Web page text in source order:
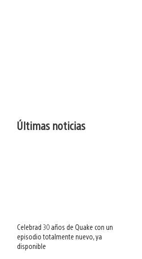
Últimas noticias
Celebrad 30 años de Quake con un
episodio totalmente nuevo, ya
disponible